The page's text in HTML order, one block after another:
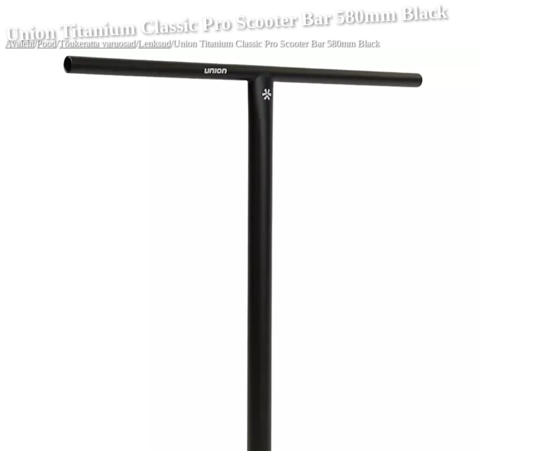
Union Titanium Classic Pro Scooter Bar 580mm Black
Avaleht/Pood/Tõukeratta varuosad/Lenksud/Union Titanium Classic Pro Scooter Bar 580mm Black